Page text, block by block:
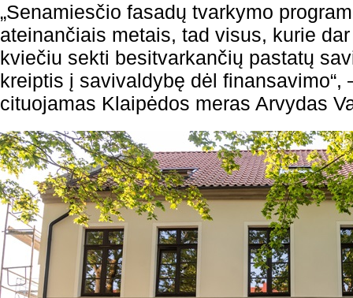
„Senamiesčio fasadų tvarkymo
ateinančiais metais, tad visus, kurie
kviečiu sekti besitvarkančių pastatų
kreiptis į savivaldybę dėl finansavimo“,
cituojamas Klaipėdos meras Arvydas